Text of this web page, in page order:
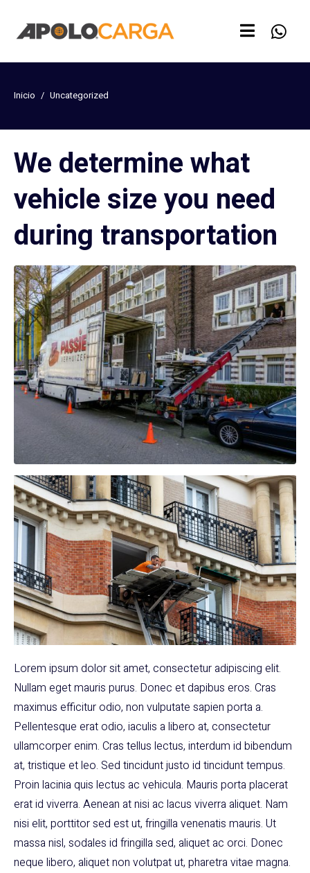
Inicio Uncategorized
We determine what
vehicle size you need
during transportation
Lorem ipsum dolor sit amet, consectetur adipiscing elit.
Nullam eget mauris purus. Donec et dapibus eros. Cras
maximus efficitur odio, non vulputate sapien porta a.
Pellentesque erat odio, iaculis a libero at, consectetur
ullamcorper enim. Cras tellus lectus, interdum id bibendum
at, tristique et leo. Sed tincidunt justo id tincidunt tempus.
Proin lacinia quis lectus ac vehicula. Mauris porta placerat
erat id viverra. Aenean at nisi ac lacus viverra aliquet. Nam
nisi elit, porttitor sed est ut, fringilla venenatis mauris. Ut
massa nisl, sodales id fringilla sed, aliquet ac orci. Donec
neque libero, aliquet non volutpat ut, pharetra vitae magna.